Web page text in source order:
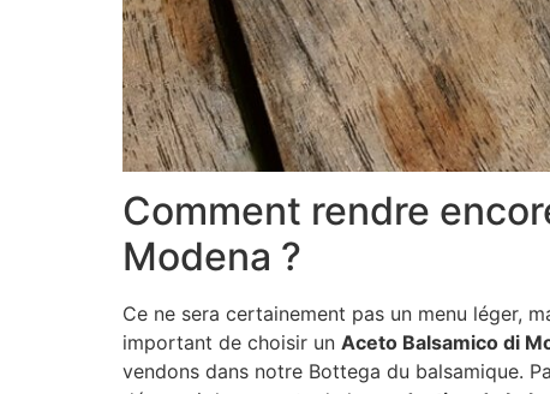
Comment rendre
Modena ?
Ce ne sera certainement pas un menu léger,
important de choisir un Aceto Balsamico di
vendons dans notre Bottega du balsamique.